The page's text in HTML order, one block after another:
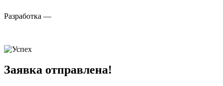
Разработка —
Заявка отправлена!